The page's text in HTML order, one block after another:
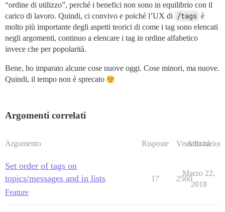
“ordine di utilizzo”, perché i benefici non sono in equilibrio con il
carico di lavoro. Quindi, ci convivo e poiché l’UX di
/tags è
molto più importante degli aspetti teorici di come i tag sono elencati
negli argomenti, continuo a elencare i tag in ordine alfabetico
invece che per popolarità.
Bene, ho imparato alcune cose nuove oggi. Cose minori, ma nuove.
Quindi, il tempo non è sprecato
Argomenti correlati
Argomento Risposte Visualizzazioni
Attività
Set order of tags on
topics/messages and in lists
Feature
17 2560
Marzo 22,
2018